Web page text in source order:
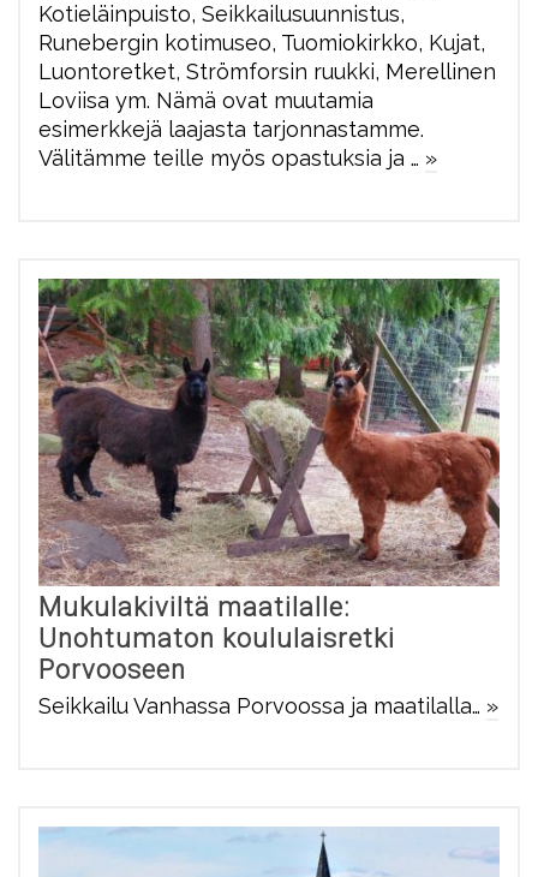
Kotieläinpuisto, Seikkailusuunnistus,
Runebergin kotimuseo, Tuomiokirkko, Kujat,
Luontoretket, Strömforsin ruukki, Merellinen
Loviisa ym. Nämä ovat muutamia
esimerkkejä laajasta tarjonnastamme.
Välitämme teille myös opastuksia ja … »
Mukulakiviltä maatilalle:
Unohtumaton koululaisretki
Porvooseen
Seikkailu Vanhassa Porvoossa ja maatilalla… »